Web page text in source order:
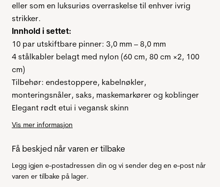
eller som en luksuriøs overraskelse til enhver ivrig
strikker.
Innhold i settet:
10 par utskiftbare pinner: 3,0 mm – 8,0 mm
4 stålkabler belagt med nylon (60 cm, 80 cm ×2, 100
cm)
Tilbehør: endestoppere, kabelnøkler,
monteringsnåler, saks, maskemarkører og koblinger
Elegant rødt etui i vegansk skinn
Vis mer informasjon
Få beskjed når varen er tilbake
Legg igjen e-postadressen din og vi sender deg en e-post når
varen er tilbake på lager.